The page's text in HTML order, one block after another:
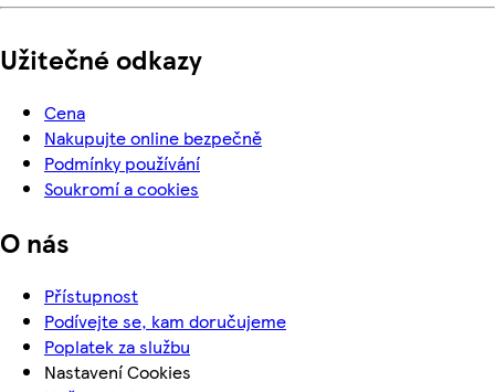
Užitečné odkazy
Cena
Nakupujte online bezpečně
Podmínky používání
Soukromí a cookies
O nás
Přístupnost
Podívejte se, kam doručujeme
Poplatek za službu
Nastavení Cookies